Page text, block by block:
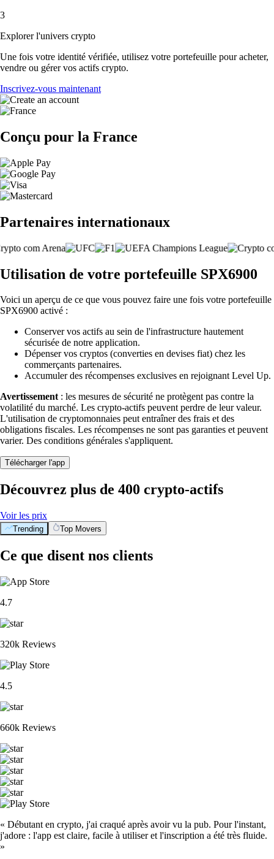
3
Explorer l'univers crypto
Une fois votre identité vérifiée, utilisez votre portefeuille pour acheter,
vendre ou gérer vos actifs crypto.
Inscrivez-vous maintenant
Conçu pour la France
Partenaires internationaux
Utilisation de votre portefeuille SPX6900
Voici un aperçu de ce que vous pouvez faire une fois votre portefeuille
SPX6900 activé :
Conserver vos actifs au sein de l'infrastructure hautement
sécurisée de notre application.
Dépenser vos cryptos (converties en devises fiat) chez les
commerçants partenaires.
Accumuler des récompenses exclusives en rejoignant Level Up.
Avertissement : les mesures de sécurité ne protègent pas contre la
volatilité du marché. Les crypto-actifs peuvent perdre de leur valeur.
L'utilisation de cryptomonnaies peut entraîner des frais et des
obligations fiscales. Les récompenses ne sont pas garanties et peuvent
varier. Des conditions générales s'appliquent.
Télécharger l'app
Découvrez plus de 400 crypto-actifs
Voir les prix
Trending Top Movers
Ce que disent nos clients
4.7
320k Reviews
4.5
660k Reviews
« Débutant en crypto, j'ai craqué après avoir vu la pub. Pour l'instant,
j'adore : l'app est claire, facile à utiliser et l'inscription a été très fluide.
»